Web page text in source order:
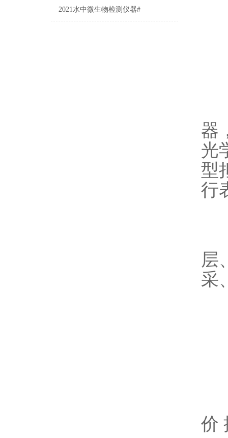
2021水中微生物检测仪器#
器
光
型
行
层
采
价